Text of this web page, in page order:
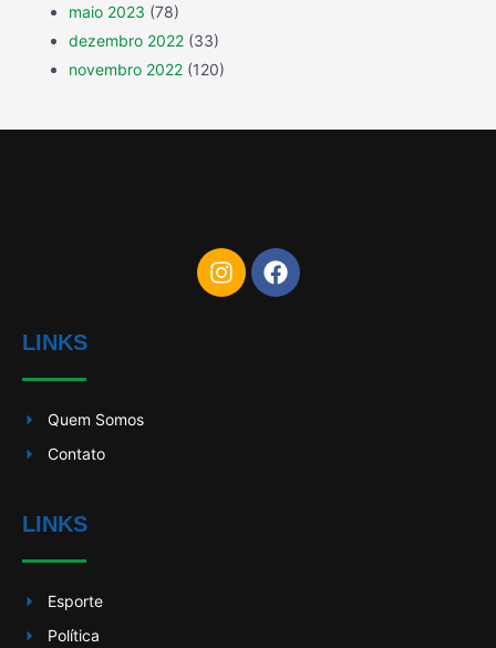
maio 2023 (78)
dezembro 2022 (33)
novembro 2022 (120)
LINKS
Quem Somos
Contato
LINKS
Esporte
Política